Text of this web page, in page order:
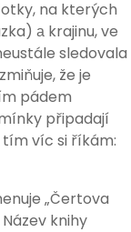
na kterých
а krajinu, ve
sledovala
že je
pádem
připadají
víc si říkám:
„Čertova
knihy